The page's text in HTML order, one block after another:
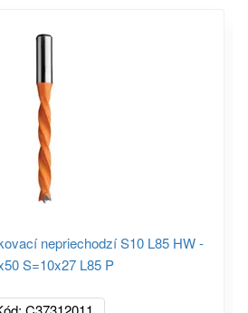
nepriechodzí S10 L85 HW -
S=10x27 L85 P